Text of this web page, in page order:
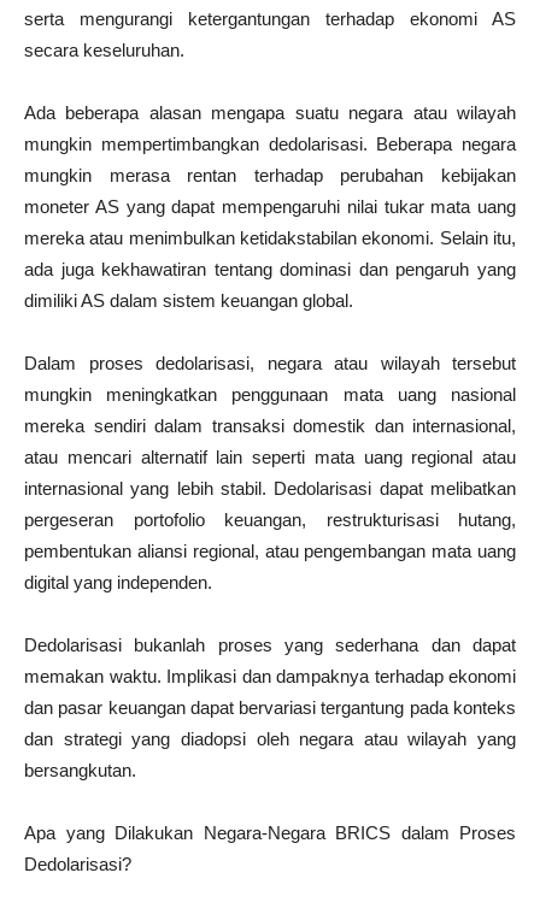
serta mengurangi ketergantungan terhadap ekonomi AS
secara keseluruhan.
Ada beberapa alasan mengapa suatu negara atau wilayah
mungkin mempertimbangkan dedolarisasi. Beberapa negara
mungkin merasa rentan terhadap perubahan kebijakan
moneter AS yang dapat mempengaruhi nilai tukar mata uang
mereka atau menimbulkan ketidakstabilan ekonomi. Selain itu,
ada juga kekhawatiran tentang dominasi dan pengaruh yang
dimiliki AS dalam sistem keuangan global.
Dalam proses dedolarisasi, negara atau wilayah tersebut
mungkin meningkatkan penggunaan mata uang nasional
mereka sendiri dalam transaksi domestik dan internasional,
atau mencari alternatif lain seperti mata uang regional atau
internasional yang lebih stabil. Dedolarisasi dapat melibatkan
pergeseran portofolio keuangan, restrukturisasi hutang,
pembentukan aliansi regional, atau pengembangan mata uang
digital yang independen.
Dedolarisasi bukanlah proses yang sederhana dan dapat
memakan waktu. Implikasi dan dampaknya terhadap ekonomi
dan pasar keuangan dapat bervariasi tergantung pada konteks
dan strategi yang diadopsi oleh negara atau wilayah yang
bersangkutan.
Apa yang Dilakukan Negara-Negara BRICS dalam Proses
Dedolarisasi?